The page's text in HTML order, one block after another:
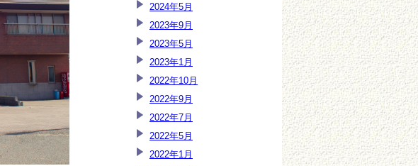
2024年5月
2023年9月
2023年5月
2023年1月
2022年10月
2022年9月
2022年7月
2022年5月
2022年1月